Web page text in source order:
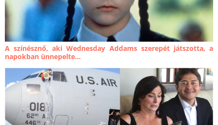
A színésznő, aki Wednesday Addams szerepét játszotta, a
napokban ünnepelte...